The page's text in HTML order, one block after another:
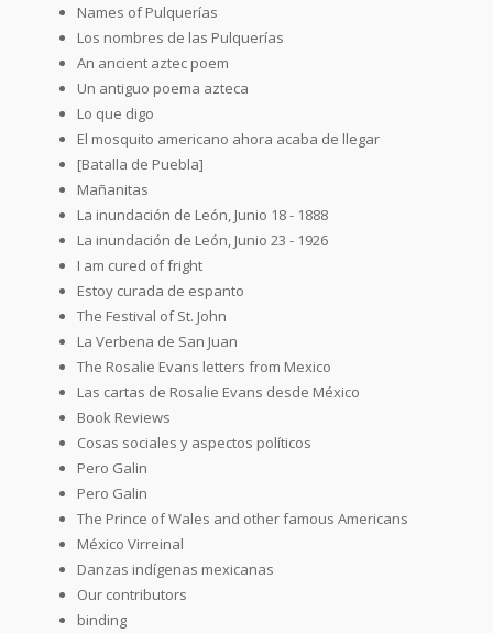
Names of Pulquerías
Los nombres de las Pulquerías
An ancient aztec poem
Un antiguo poema azteca
Lo que digo
El mosquito americano ahora acaba de llegar
[Batalla de Puebla]
Mañanitas
La inundación de León, Junio 18 - 1888
La inundación de León, Junio 23 - 1926
I am cured of fright
Estoy curada de espanto
The Festival of St. John
La Verbena de San Juan
The Rosalie Evans letters from Mexico
Las cartas de Rosalie Evans desde México
Book Reviews
Cosas sociales y aspectos políticos
Pero Galin
Pero Galin
The Prince of Wales and other famous Americans
México Virreinal
Danzas indígenas mexicanas
Our contributors
binding